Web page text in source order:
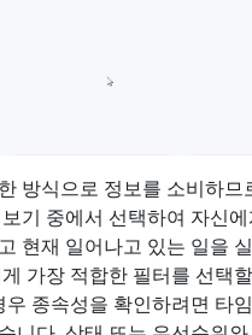
방식으로 정보를 소비하므
보기 중에서 선택하여 자신
현재 일어나고 있는 일을
가장 적합한 필터를 선택
우 종속성을 확인하려면 타